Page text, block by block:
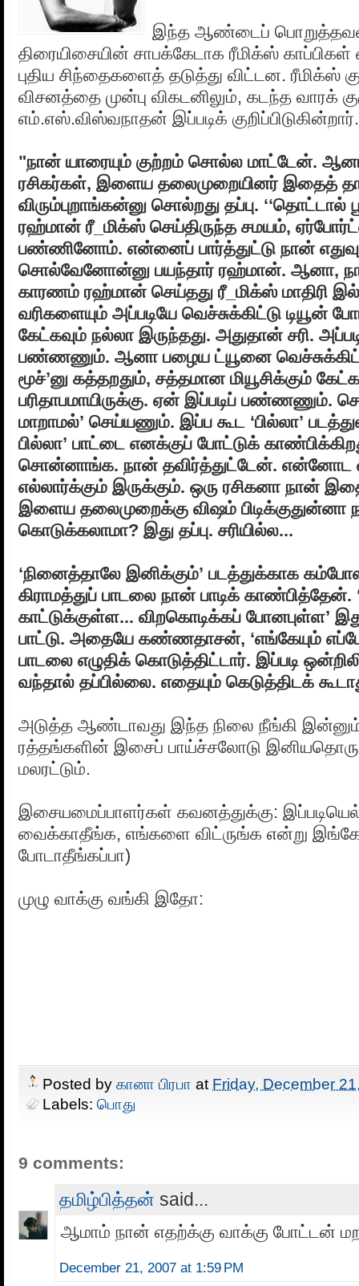
இந்த ஆண்டைப்
திரையிசையின் சாபக்கேடாக ரீமிக்ஸ்
புதிய சிந்தைகளைத் தடுத்து விட்டன. ரீமிக்ஸ்
விசனத்தை முன்பு விகடனிலும், கடந்த வாரக்
எம்.எஸ்.விஸ்வநாதன் இப்படிக் குறிப்பிடுகின்றார்.
"நான் யாரையும் குற்றம் சொல்ல மாட்டேன்.
ரசிகர்கள், இளைய தலைமுறையினர் இதைத்
விரும்புறாங்கன்னு சொல்றது தப்பு. ‘‘தொட்டால்
ரஹ்மான் ரீ_மிக்ஸ் செய்திருந்த சமயம்,
பண்ணினோம். என்னைப் பார்த்துட்டு நான்
சொல்வேனோன்னு பயந்தார் ரஹ்மான். ஆனா,
காரணம் ரஹ்மான் செய்தது ரீ_மிக்ஸ் மாதிரி
வரிகளையும் அப்படியே வெச்சுக்கிட்டு டியூன்
கேட்கவும் நல்லா இருந்தது. அதுதான் சரி.
பண்ணணும். ஆனா பழைய ட்யூனை
மூச்’னு கத்தறதும், சத்தமான மியூசிக்கும்
பரிதாபமாயிருக்கு. ஏன் இப்படிப் பண்ணணும்.
மாறாமல்’ செய்யணும். இப்ப கூட ‘பில்லா’
பில்லா’ பாட்டை எனக்குப் போட்டுக்
சொன்னாங்க. நான் தவிர்த்துட்டேன். என்னோட
எல்லார்க்கும் இருக்கும். ஒரு ரசிகனா நான்
இளைய தலைமுறைக்கு விஷம் பிடிக்குதுன்னா
கொடுக்கலாமா? இது தப்பு. சரியில்ல...
‘நினைத்தாலே இனிக்கும்’ படத்துக்காக
கிராமத்துப் பாடலை நான் பாடிக்
காட்டுக்குள்ள... விறகொடிக்கப் போனபுள்ள’
பாட்டு. அதையே கண்ணதாசன், ‘எங்கேயும்
பாடலை எழுதிக் கொடுத்திட்டார். இப்படி
வந்தால் தப்பில்லை. எதையும் கெடுத்திடக்
அடுத்த ஆண்டாவது இந்த நிலை நீங்கி இன்னும்
ரத்தங்களின் இசைப் பாய்ச்சலோடு
மலரட்டும்.
இசையமைப்பாளர்கள் கவனத்துக்கு:
வைக்காதீங்க, எங்களை விட்ருங்க என்று
போடாதீங்கப்பா)
முழு வாக்கு வங்கி இதோ:
Posted by கானா பிரபா at Friday, December
Labels: பொது
9 comments:
தமிழ்பித்தன் said...
ஆமாம் நான் எதற்க்கு வாக்கு போட்டன்
December 21, 2007 at 1:59 PM